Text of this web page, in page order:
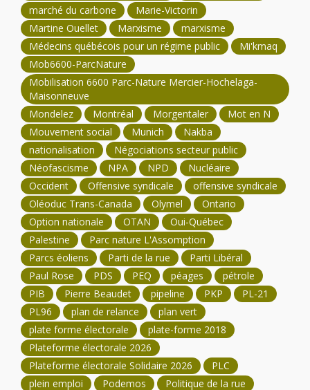
marché du carbone
Marie-Victorin
Martine Ouellet
Marxisme
marxisme
Médecins québécois pour un régime public
Mi'kmaq
Mob6600-ParcNature
Mobilisation 6600 Parc-Nature Mercier-Hochelaga-
Maisonneuve
Mondelez
Montréal Morgentaler
Mot en N
Mouvement social
Munich
Nakba
nationalisation
Négociations secteur public
Néofascisme
NPA NPD
Nucléaire
Occident
Offensive syndicale
offensive syndicale
Oléoduc Trans-Canada
Olymel
Ontario
Option nationale
OTAN
Oui-Québec
Palestine
Parc nature L'Assomption
Parcs éoliens
Parti de la rue
Parti Libéral
Paul Rose
PDS PEQ péages
pétrole
PIB
Pierre Beaudet pipeline PKP
PL-21
PL96
plan de relance
plan vert
plate forme électorale
plate-forme 2018
Plateforme électorale 2026
Plateforme électorale Solidaire 2026
PLC
plein emploi
Podemos
Politique de la rue